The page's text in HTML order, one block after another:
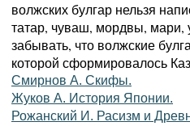
волжских булгар нельзя
татар, чуваш, мордвы, мари,
забывать, что волжские
которой сформировалось
Смирнов А. Скифы.
Жуков А. История Японии.
Рожанский И. Расизм и